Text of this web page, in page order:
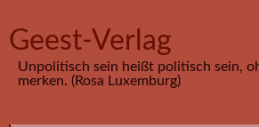
Geest-Verlag
Unpolitisch sein heißt politisch sein,
merken. (Rosa Luxemburg)